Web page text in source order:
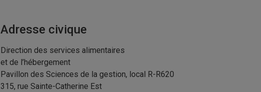
Adresse civique
Direction des services alimentaires
et de l’hébergement
Pavillon des Sciences de la gestion, local R-R620
315, rue Sainte-Catherine Est